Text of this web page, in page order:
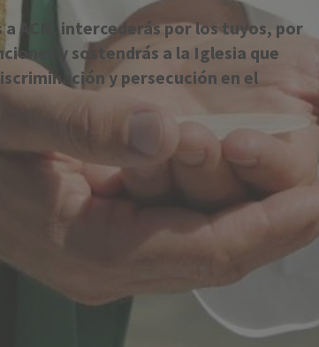
a ACN, intercederás por los tuyos, por
y sostendrás a la Iglesia que
y persecución en el